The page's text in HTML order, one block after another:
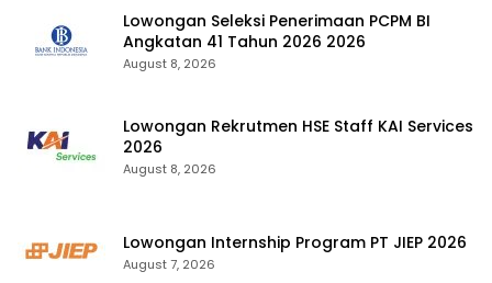
Lowongan Seleksi Penerimaan PCPM BI
Angkatan 41 Tahun 2026 2026
August 8, 2026
Lowongan Rekrutmen HSE Staff KAI Services
2026
August 8, 2026
Lowongan Internship Program PT JIEP 2026
August 7, 2026